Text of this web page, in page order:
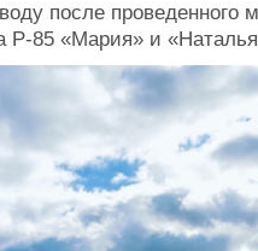
после проведенного
Р-85 «Мария» и